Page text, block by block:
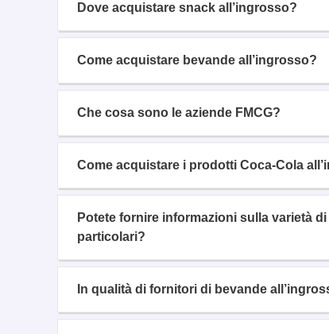
Dove acquistare snack all’ingrosso?
Come acquistare bevande all’ingrosso?
Che cosa sono le aziende FMCG?
Come acquistare i prodotti Coca-Cola
Potete fornire informazioni sulla varietà
particolari?
In qualità di fornitori di bevande